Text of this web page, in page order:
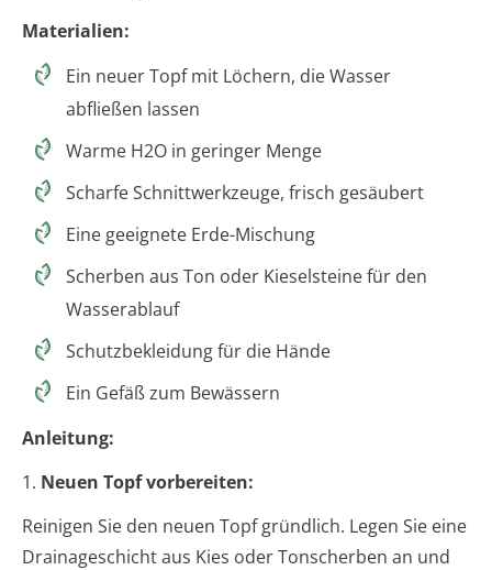
Materialien:
Ein neuer Topf mit Löchern, die Wasser
abfließen lassen
Warme H2O in geringer Menge
Scharfe Schnittwerkzeuge, frisch gesäubert
Eine geeignete Erde-Mischung
Scherben aus Ton oder Kieselsteine für den
Wasserablauf
Schutzbekleidung für die Hände
Ein Gefäß zum Bewässern
Anleitung:
1. Neuen Topf vorbereiten:
Reinigen Sie den neuen Topf gründlich. Legen Sie eine
Drainageschicht aus Kies oder Tonscherben an und